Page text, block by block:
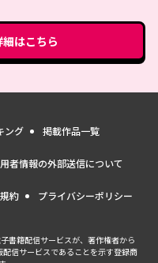
い。
細はこちら
ング 掲載作品一覧
者情報の外部送信について
約 プライバシーポリシー
書籍配信サービスが、著作権者から
信サービスであることを示す登録商